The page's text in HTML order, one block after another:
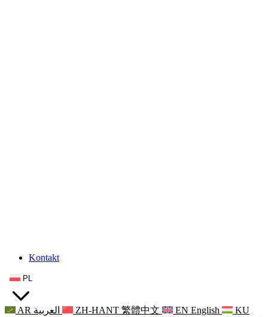
Kontakt
PL
AR العربية ZH-HANT 繁體中文 EN English
KU